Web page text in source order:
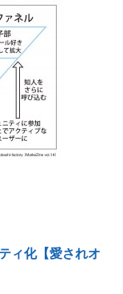
ィ化【愛されオ